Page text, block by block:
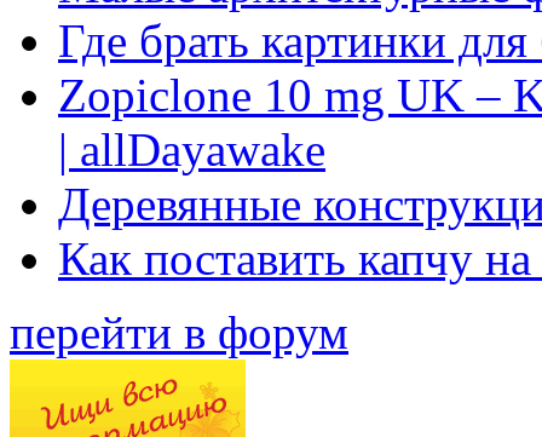
Где брать картинки
Zopiclone 10 mg UK –
| allDayawake
Деревянные
Как поставить капчу
перейти в форум